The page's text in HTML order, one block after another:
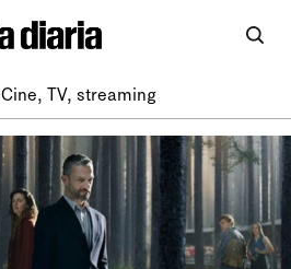
Cine, TV, streaming